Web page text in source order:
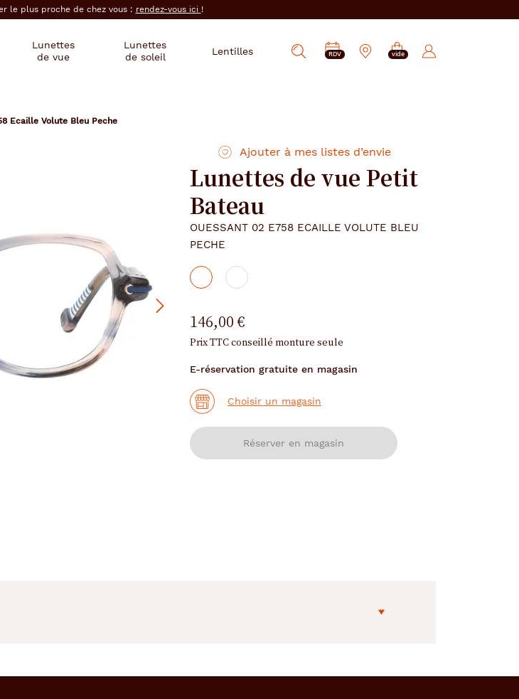
le plus proche de chez vous : rendez-vous ici !
Lunettes
de vue
Lunettes
de soleil
Lentilles
AfficherPRENDRE
RDV
Mes
vide
Ecaille Volute Bleu Peche
Ajouter à mes listes d’envie
Suivant
Lunettes de vue Petit
Bateau
OUESSANT 02 E758 ECAILLE VOLUTE BLEU
PECHE
146,00 €
Prix TTC conseillé monture seule
E-réservation gratuite en magasin
Choisir un magasin
Réserver en magasin